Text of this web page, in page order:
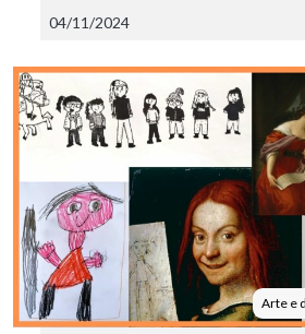
04/11/2024
Arte e